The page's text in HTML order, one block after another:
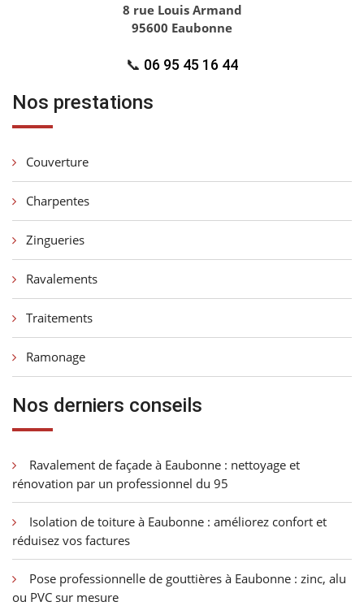
8 rue Louis Armand
95600 Eaubonne
📞 06 95 45 16 44
Nos prestations
Couverture
Charpentes
Zingueries
Ravalements
Traitements
Ramonage
Nos derniers conseils
Ravalement de façade à Eaubonne : nettoyage et
rénovation par un professionnel du 95
Isolation de toiture à Eaubonne : améliorez confort et
réduisez vos factures
Pose professionnelle de gouttières à Eaubonne : zinc, alu
ou PVC sur mesure